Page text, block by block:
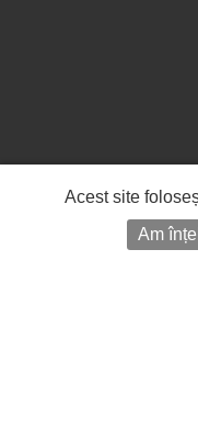
Acest site
Am